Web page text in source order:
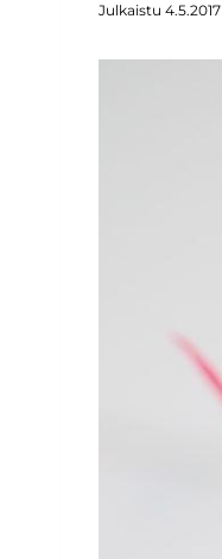
Julkaistu 4.5.2017